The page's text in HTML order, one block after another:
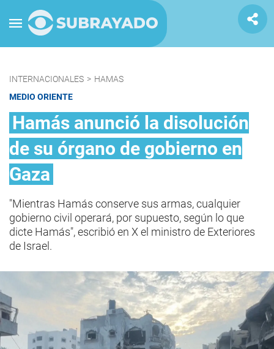
INTERNACIONALES > HAMAS
MEDIO ORIENTE
Hamás anunció la disolución
de su órgano de gobierno en
Gaza
"Mientras Hamás conserve sus armas, cualquier
gobierno civil operará, por supuesto, según lo que
dicte Hamás", escribió en X el ministro de Exteriores
de Israel.